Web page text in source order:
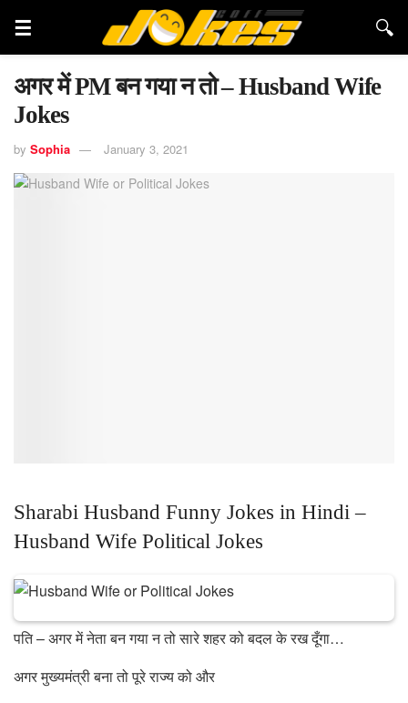
अगर में PM बन गया न तो – Husband Wife
Jokes
by Sophia January 3, 2021
Sharabi Husband Funny Jokes in Hindi –
Husband Wife Political Jokes
पति – अगर में नेता बन गया न तो सारे शहर को बदल के रख दूँगा…
अगर मुख्यमंत्री बना तो पूरे राज्य को और